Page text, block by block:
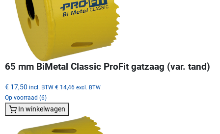
65 mm BiMetal Classic ProFit gatzaag (var. tand)
€ 17,50 incl. BTW € 14,46 excl. BTW
Op voorraad (6)
In winkelwagen